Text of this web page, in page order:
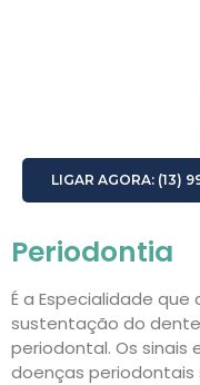
LIGAR AGORA: (13)
Periodontia
É a Especialidade
sustentação do
periodontal. Os sinais
doenças periodontais